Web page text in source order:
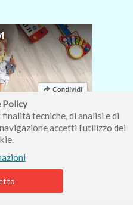
Policy
tecniche, di analisi e di
accetti l’utilizzo dei
Carlo Pisacane 9/11 57025